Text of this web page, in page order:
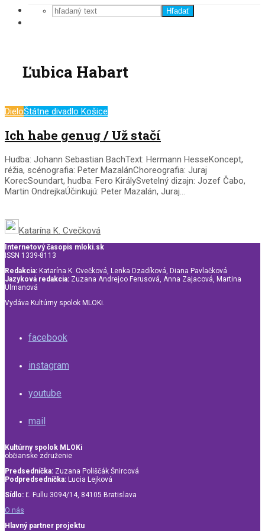
Hľadať
Ľubica Habart
DieloŠtátne divadlo Košice
Ich habe genug / Už stačí
Hudba: Johann Sebastian BachText: Hermann HesseKoncept,
réžia, scénografia: Peter MazalánChoreografia: Juraj
KorecSoundart, hudba: Fero KirálySvetelný dizajn: Jozef Čabo,
Martin OndrejkaÚčinkujú: Peter Mazalán, Juraj...
Katarína K. Cvečková
Internetový časopis mloki.sk
ISSN 1339-8113
Redakcia: Katarína K. Cvečková, Lenka Dzadíková, Diana Pavlačková
Jazyková redakcia: Zuzana Andrejco Ferusová, Anna Zajacová, Martina
Ulmanová
Vydáva Kultúrny spolok MLOKi.
facebook
instagram
youtube
mail
Kultúrny spolok MLOKi
občianske združenie
Predsedníčka: Zuzana Poliščák Šnircová
Podpredsedníčka: Lucia Lejková
Sídlo: Ľ. Fullu 3094/14, 84105 Bratislava
O nás
Hlavný partner projektu